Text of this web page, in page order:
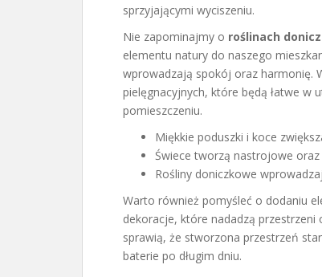
sprzyjającymi wyciszeniu.
Nie zapominajmy o roślinach
elementu natury do naszego
wprowadzają spokój oraz harmonię.
pielęgnacyjnych, które będą łatwe w
pomieszczeniu.
Miękkie poduszki i koce
Świece tworzą nastrojowe oraz
Rośliny doniczkowe
Warto również pomyśleć o dodaniu
dekoracje, które nadadzą
sprawią, że stworzona przestrzeń
baterie po długim dniu.